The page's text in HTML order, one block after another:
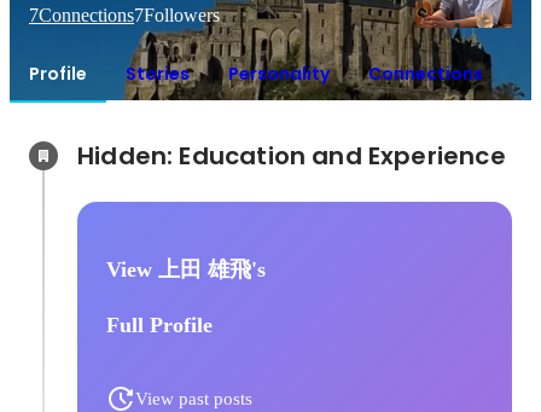
7Connections7Followers
Profile Stories Personality Connections
View 上田 雄飛's
Full Profile
View past posts